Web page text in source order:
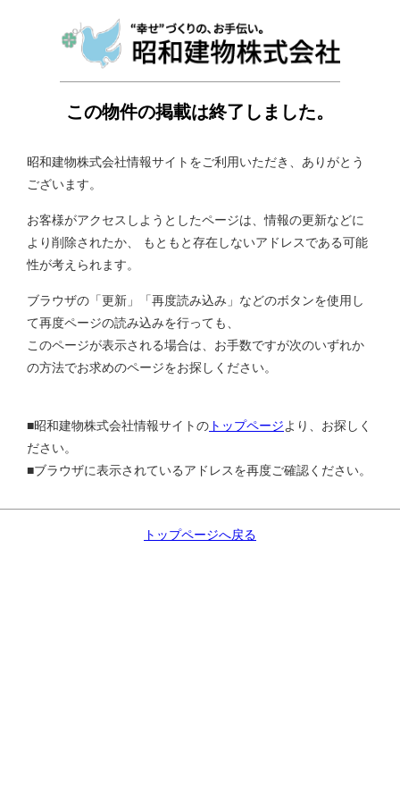
この物件の掲載は終了しました。
昭和建物株式会社情報サイトをご利用いただき、ありがとう
ございます。
お客様がアクセスしようとしたページは、情報の更新などに
より削除されたか、
もともと存在しないアドレスである可能
性が考えられます。
ブラウザの「更新」「再度読み込み」などのボタンを使用し
て再度ページの読み込みを行っても、
このページが表示される場合は、お手数ですが次のいずれか
の方法でお求めのページをお探しください。
■昭和建物株式会社情報サイトの トップページ より、お探しく
ださい。
■ブラウザに表示されているアドレスを再度ご確認ください。
トップページへ戻る